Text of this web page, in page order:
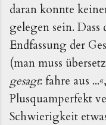
daran konnte
gelegen sein.
Endfassung der
(man muss
gesagt: fahre aus
Plusquamperfekt
Schwierigkeit